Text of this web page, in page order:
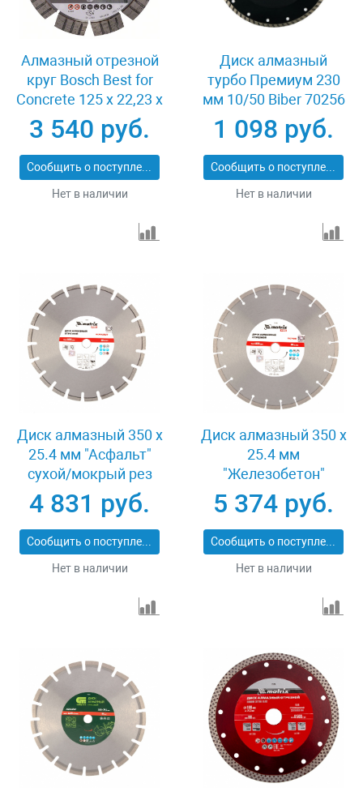
Алмазный отрезной
круг Bosch Best for
Concrete 125 x 22,23 x
2,2 x 12 mm
3 540 руб.
Сообщить о поступлении
Нет в наличии
Диск алмазный
турбо Премиум 230
мм 10/50 Biber 70256
1 098 руб.
Сообщить о поступлении
Нет в наличии
Диск алмазный 350 х
25.4 мм "Асфальт"
сухой/мокрый рез
Pro Matrix 731073
4 831 руб.
Сообщить о поступлении
Нет в наличии
Диск алмазный 350 х
25.4 мм
"Железобетон"
сухой/мокрый рез
Pro Matrix 731103
5 374 руб.
Сообщить о поступлении
Нет в наличии